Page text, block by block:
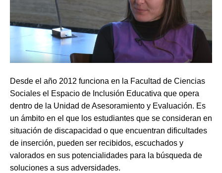
Desde el año 2012 funciona en la Facultad de Ciencias
Sociales el Espacio de Inclusión Educativa que opera
dentro de la Unidad de Asesoramiento y Evaluación. Es
un ámbito en el que los estudiantes que se consideran en
situación de discapacidad o que encuentran dificultades
de inserción, pueden ser recibidos, escuchados y
valorados en sus potencialidades para la búsqueda de
soluciones a sus adversidades.